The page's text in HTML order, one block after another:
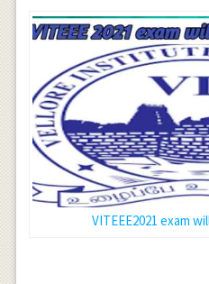
VITEEE2021 exam